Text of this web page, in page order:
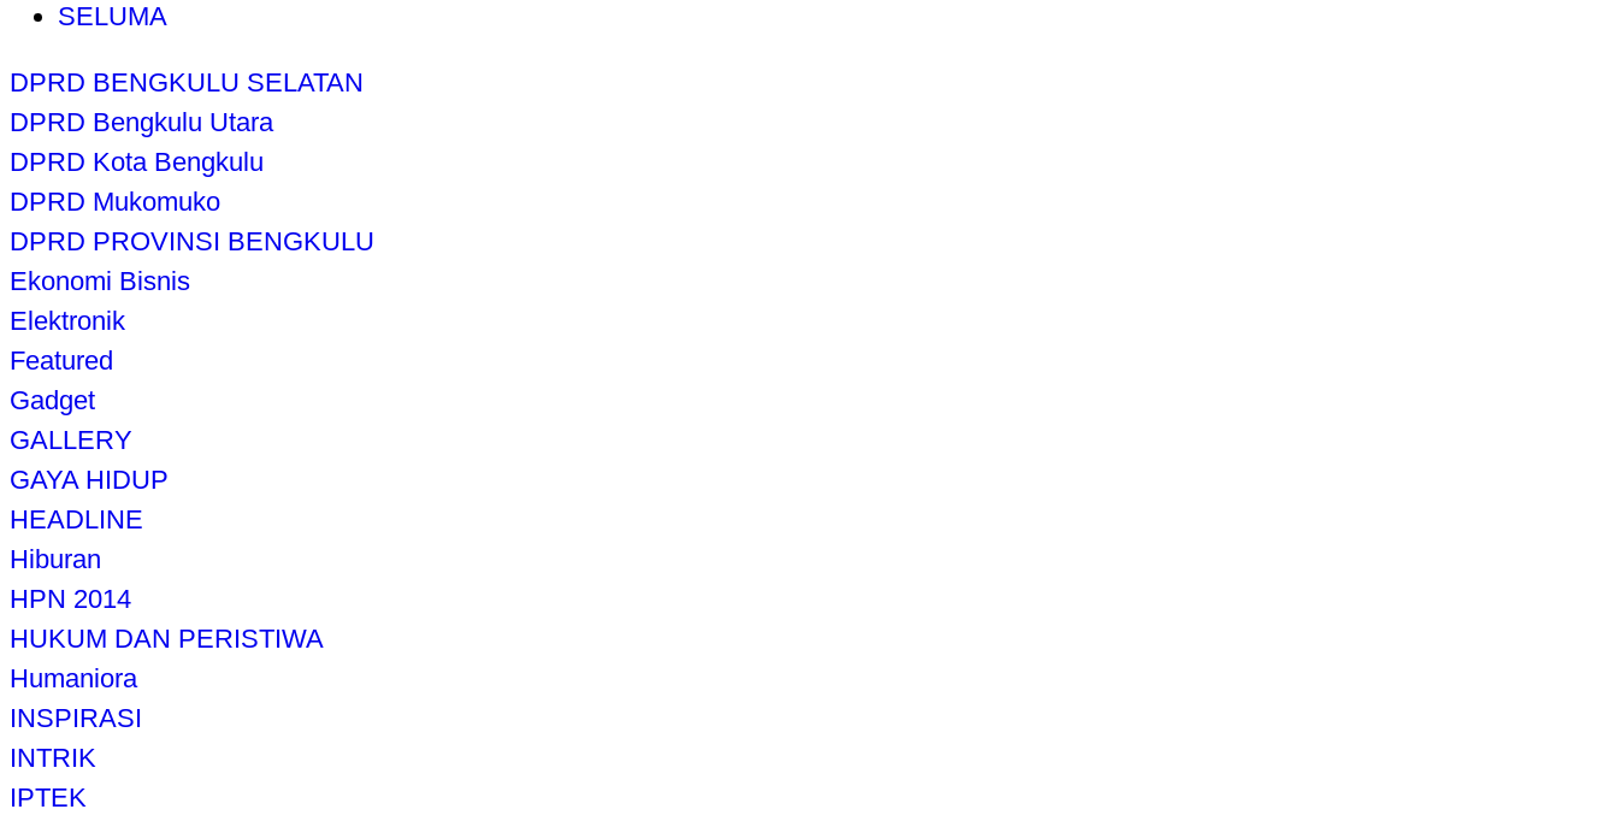
SELUMA
DPRD BENGKULU SELATAN
DPRD Bengkulu Utara
DPRD Kota Bengkulu
DPRD Mukomuko
DPRD PROVINSI BENGKULU
Ekonomi Bisnis
Elektronik
Featured
Gadget
GALLERY
GAYA HIDUP
HEADLINE
Hiburan
HPN 2014
HUKUM DAN PERISTIWA
Humaniora
INSPIRASI
INTRIK
IPTEK